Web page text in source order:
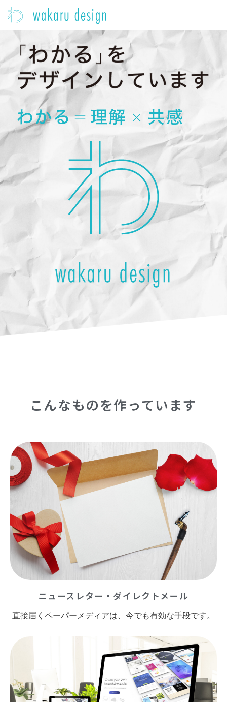
こんなものを作っています
ニュースレター・ダイレクトメール
直接届くペーパーメディアは、今でも有効な手段です。